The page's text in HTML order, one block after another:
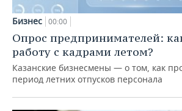
Бизнес 00:00
Опрос предпринимателей:
работу с кадрами летом?
Казанские бизнесмены — о том, как
период летних отпусков персонала